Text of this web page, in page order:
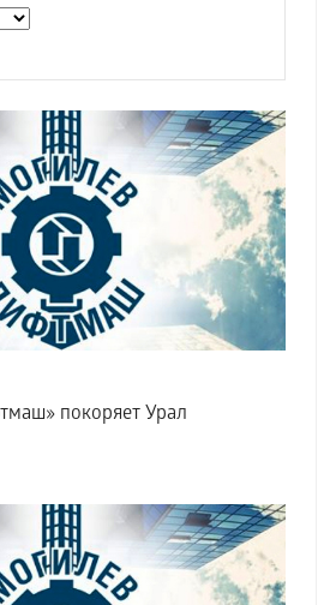
покоряет Урал